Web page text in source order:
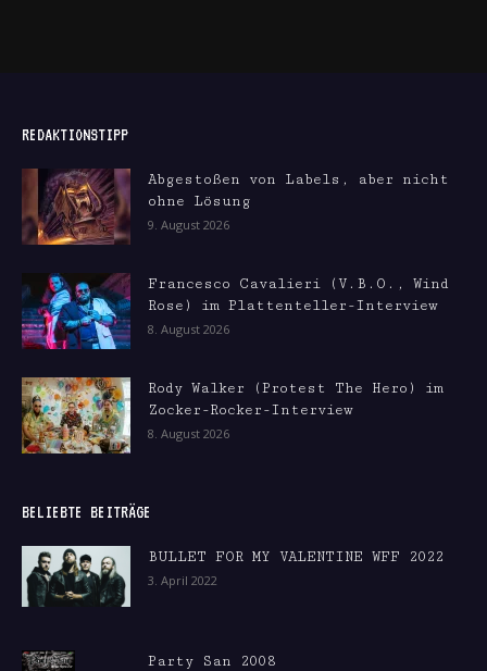
REDAKTIONSTIPP
Abgestoßen von Labels, aber nicht
ohne Lösung
9. August 2026
Francesco Cavalieri (V.B.O., Wind
Rose) im Plattenteller-Interview
8. August 2026
Rody Walker (Protest The Hero) im
Zocker-Rocker-Interview
8. August 2026
BELIEBTE BEITRÄGE
BULLET FOR MY VALENTINE WFF 2022
3. April 2022
Party San 2008